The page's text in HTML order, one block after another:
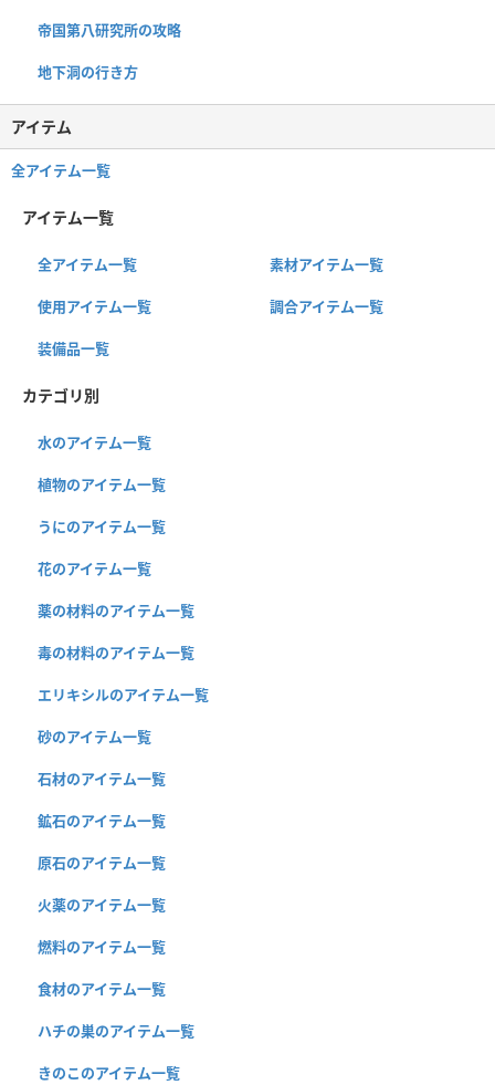
帝国第八研究所の攻略
地下洞の行き方
アイテム
全アイテム一覧
アイテム一覧
全アイテム一覧 素材アイテム一覧
使用アイテム一覧 調合アイテム一覧
装備品一覧
カテゴリ別
水のアイテム一覧
植物のアイテム一覧
うにのアイテム一覧
花のアイテム一覧
薬の材料のアイテム一覧
毒の材料のアイテム一覧
エリキシルのアイテム一覧
砂のアイテム一覧
石材のアイテム一覧
鉱石のアイテム一覧
原石のアイテム一覧
火薬のアイテム一覧
燃料のアイテム一覧
食材のアイテム一覧
ハチの巣のアイテム一覧
きのこのアイテム一覧